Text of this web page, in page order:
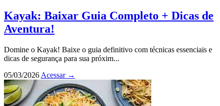
Kayak: Baixar Guia Completo + Dicas de
Aventura!
Domine o Kayak! Baixe o guia definitivo com técnicas essenciais e
dicas de segurança para sua próxim...
05/03/2026 Acessar →